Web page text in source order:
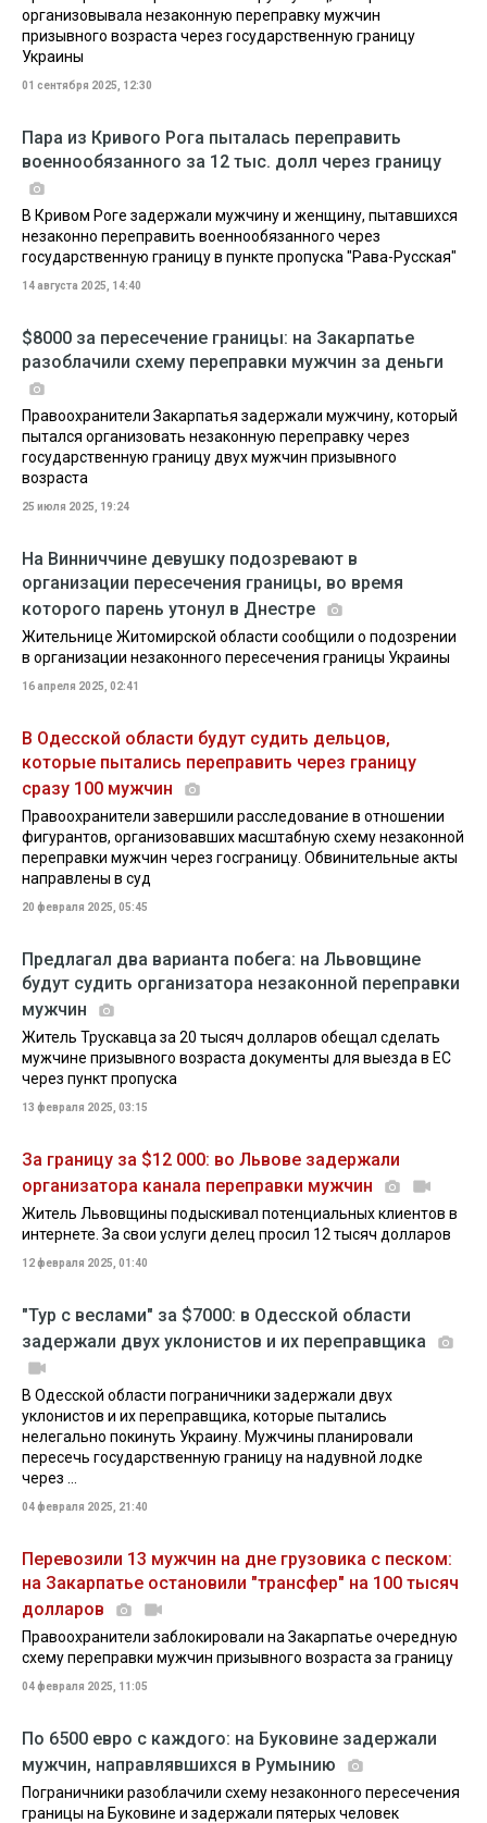
организовывала незаконную переправку мужчин
призывного возраста через государственную границу
Украины
01 сентября 2025, 12:30
Пара из Кривого Рога пыталась переправить
военнообязанного за 12 тыс. долл через границу
В Кривом Роге задержали мужчину и женщину, пытавшихся
незаконно переправить военнообязанного через
государственную границу в пункте пропуска "Рава-Русская"
14 августа 2025, 14:40
$8000 за пересечение границы: на Закарпатье
разоблачили схему переправки мужчин за деньги
Правоохранители Закарпатья задержали мужчину, который
пытался организовать незаконную переправку через
государственную границу двух мужчин призывного
возраста
25 июля 2025, 19:24
На Винниччине девушку подозревают в
организации пересечения границы, во время
которого парень утонул в Днестре
Жительнице Житомирской области сообщили о подозрении
в организации незаконного пересечения границы Украины
16 апреля 2025, 02:41
В Одесской области будут судить дельцов,
которые пытались переправить через границу
сразу 100 мужчин
Правоохранители завершили расследование в отношении
фигурантов, организовавших масштабную схему незаконной
переправки мужчин через госграницу. Обвинительные акты
направлены в суд
20 февраля 2025, 05:45
Предлагал два варианта побега: на Львовщине
будут судить организатора незаконной переправки
мужчин
Житель Трускавца за 20 тысяч долларов обещал сделать
мужчине призывного возраста документы для выезда в ЕС
через пункт пропуска
13 февраля 2025, 03:15
За границу за $12 000: во Львове задержали
организатора канала переправки мужчин
Житель Львовщины подыскивал потенциальных клиентов в
интернете. За свои услуги делец просил 12 тысяч долларов
12 февраля 2025, 01:40
"Тур с веслами" за $7000: в Одесской области
задержали двух уклонистов и их переправщика
В Одесской области пограничники задержали двух
уклонистов и их переправщика, которые пытались
нелегально покинуть Украину. Мужчины планировали
пересечь государственную границу на надувной лодке
через ...
04 февраля 2025, 21:40
Перевозили 13 мужчин на дне грузовика с песком:
на Закарпатье остановили "трансфер" на 100 тысяч
долларов
Правоохранители заблокировали на Закарпатье очередную
схему переправки мужчин призывного возраста за границу
04 февраля 2025, 11:05
По 6500 евро с каждого: на Буковине задержали
мужчин, направлявшихся в Румынию
Пограничники разоблачили схему незаконного пересечения
границы на Буковине и задержали пятерых человек